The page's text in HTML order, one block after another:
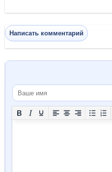
Написать комментарий